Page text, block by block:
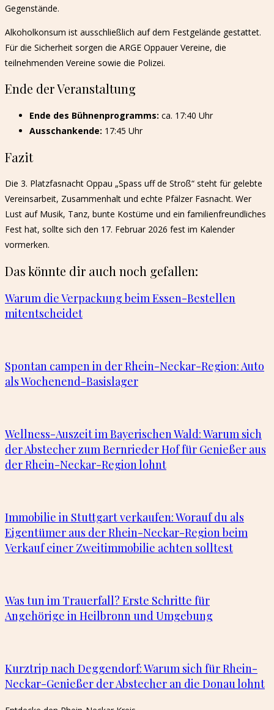
Gegenstände.
Alkoholkonsum ist ausschließlich auf dem Festgelände gestattet.
Für die Sicherheit sorgen die ARGE Oppauer Vereine, die
teilnehmenden Vereine sowie die Polizei.
Ende der Veranstaltung
Ende des Bühnenprogramms: ca. 17:40 Uhr
Ausschankende: 17:45 Uhr
Fazit
Die 3. Platzfasnacht Oppau „Spass uff de Stroß“ steht für gelebte
Vereinsarbeit, Zusammenhalt und echte Pfälzer Fasnacht. Wer
Lust auf Musik, Tanz, bunte Kostüme und ein familienfreundliches
Fest hat, sollte sich den 17. Februar 2026 fest im Kalender
vormerken.
Das könnte dir auch noch gefallen:
Warum die Verpackung beim Essen-Bestellen
mitentscheidet
Spontan campen in der Rhein-Neckar-Region: Auto
als Wochenend-Basislager
Wellness-Auszeit im Bayerischen Wald: Warum sich
der Abstecher zum Bernrieder Hof für Genießer aus
der Rhein-Neckar-Region lohnt
Immobilie in Stuttgart verkaufen: Worauf du als
Eigentümer aus der Rhein-Neckar-Region beim
Verkauf einer Zweitimmobilie achten solltest
Was tun im Trauerfall? Erste Schritte für
Angehörige in Heilbronn und Umgebung
Kurztrip nach Deggendorf: Warum sich für Rhein-
Neckar-Genießer der Abstecher an die Donau lohnt